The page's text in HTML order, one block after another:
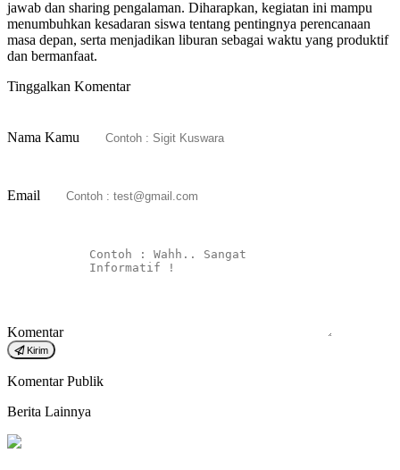
jawab dan sharing pengalaman. Diharapkan, kegiatan ini mampu
menumbuhkan kesadaran siswa tentang pentingnya perencanaan
masa depan, serta menjadikan liburan sebagai waktu yang produktif
dan bermanfaat.
Tinggalkan Komentar
Nama Kamu
Email
Komentar
Kirim
Komentar Publik
Berita Lainnya